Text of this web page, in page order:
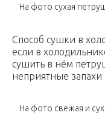
На фото сухая
Способ сушки в
если в
сушить в нём
неприятные запахи
На фото свежая и